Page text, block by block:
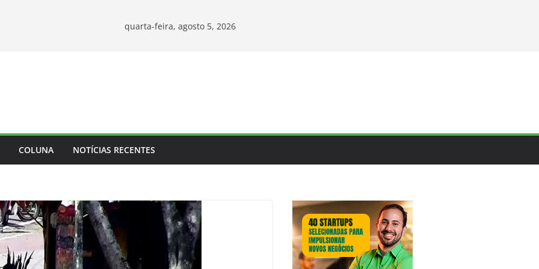
quarta-feira, agosto 5, 2026
COLUNA NOTÍCIAS RECENTES